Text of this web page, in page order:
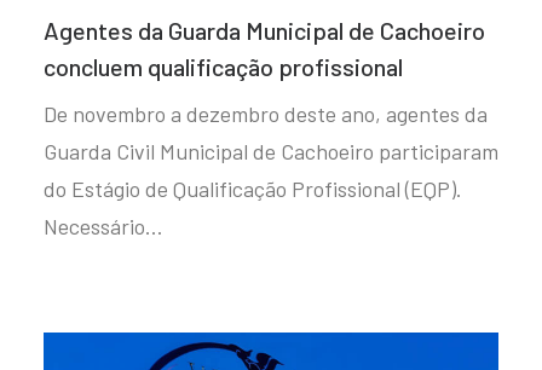
Agentes da Guarda Municipal de Cachoeiro
concluem qualificação profissional
De novembro a dezembro deste ano, agentes da
Guarda Civil Municipal de Cachoeiro participaram
do Estágio de Qualificação Profissional (EQP).
Necessário…